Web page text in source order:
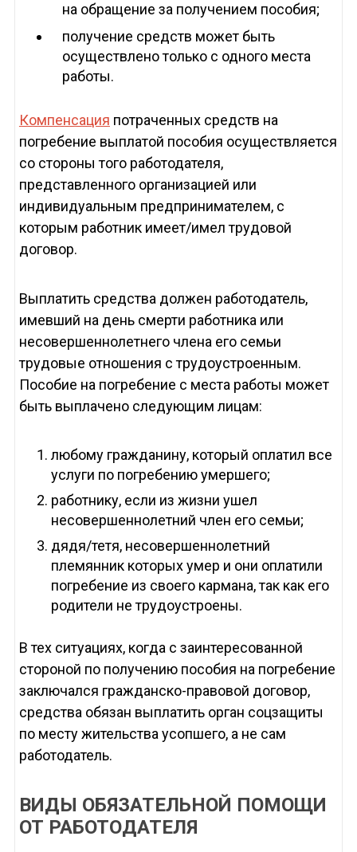
на обращение за получением пособия;
получение средств может быть
осуществлено только с одного места
работы.
Компенсация потраченных средств на
погребение выплатой пособия осуществляется
со стороны того работодателя,
представленного организацией или
индивидуальным предпринимателем, с
которым работник имеет/имел трудовой
договор.
Выплатить средства должен работодатель,
имевший на день смерти работника или
несовершеннолетнего члена его семьи
трудовые отношения с трудоустроенным.
Пособие на погребение с места работы может
быть выплачено следующим лицам:
любому гражданину, который оплатил все
услуги по погребению умершего;
работнику, если из жизни ушел
несовершеннолетний член его семьи;
дядя/тетя, несовершеннолетний
племянник которых умер и они оплатили
погребение из своего кармана, так как его
родители не трудоустроены.
В тех ситуациях, когда с заинтересованной
стороной по получению пособия на погребение
заключался гражданско-правовой договор,
средства обязан выплатить орган соцзащиты
по месту жительства усопшего, а не сам
работодатель.
ВИДЫ ОБЯЗАТЕЛЬНОЙ ПОМОЩИ
ОТ РАБОТОДАТЕЛЯ